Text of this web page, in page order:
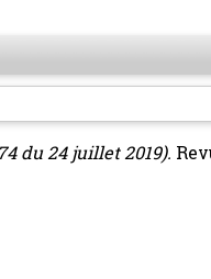
du 24 juillet 2019).